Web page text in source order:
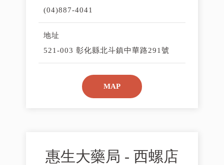
(04)887-4041
地址
521-003 彰化縣北斗鎮中華路291號
MAP
惠生大藥局 - 西螺店